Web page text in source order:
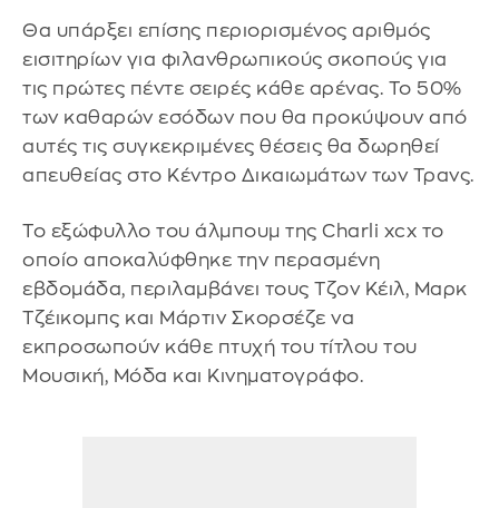
Θα υπάρξει επίσης περιορισμένος αριθμός
εισιτηρίων για φιλανθρωπικούς σκοπούς για
τις πρώτες πέντε σειρές κάθε αρένας. Το 50%
των καθαρών εσόδων που θα προκύψουν από
αυτές τις συγκεκριμένες θέσεις θα δωρηθεί
απευθείας στο Κέντρο Δικαιωμάτων των Τρανς.
Το εξώφυλλο του άλμπουμ της Charli xcx το
οποίο αποκαλύφθηκε την περασμένη
εβδομάδα, περιλαμβάνει τους Τζον Κέιλ, Μαρκ
Τζέικομπς και Μάρτιν Σκορσέζε να
εκπροσωπούν κάθε πτυχή του τίτλου του
Μουσική, Μόδα και Κινηματογράφο.